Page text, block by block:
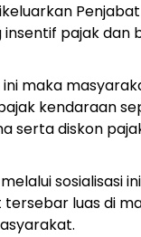
pajak dan
maka
kendaraan
serta diskon
sosialisasi
luas di